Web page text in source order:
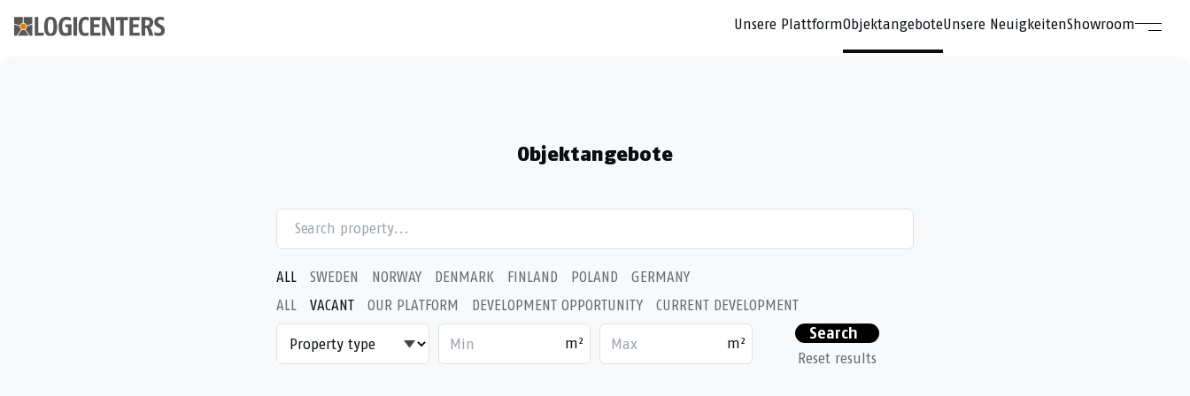
Unsere PlattformObjektangeboteUnsere NeuigkeitenShowroom
Objektangebote
ALL SWEDEN NORWAY DENMARK FINLAND POLAND
GERMANY
ALL
VACANT OUR PLATFORM DEVELOPMENT OPPORTUNITY CURRENT DEVELOPMENT
m² m²
Search
Reset results